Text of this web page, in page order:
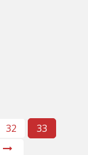
32
33